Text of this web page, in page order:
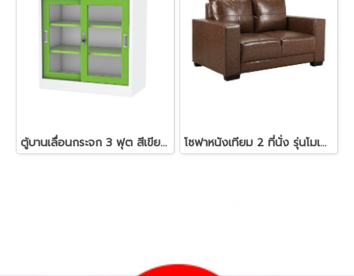
ตู้บานเลื่อนกระจก 3 ฟุต สีเขียว (สอบถามราคา) โซฟาหนังเทียม 2 ที่นั่ง รุ่นโมเดอร์โน่(สอบถามราคา)